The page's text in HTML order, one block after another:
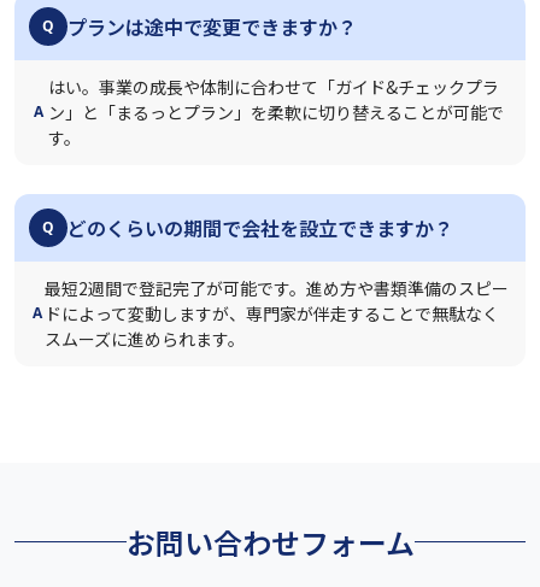
Q プランは途中で変更できますか？
A
はい。事業の成長や体制に合わせて「ガイド&チェックプラ
ン」と「まるっとプラン」を柔軟に切り替えることが可能で
す。
Q どのくらいの期間で会社を設立できますか？
A
最短2週間で登記完了が可能です。進め方や書類準備のスピー
ドによって変動しますが、専門家が伴走することで無駄なく
スムーズに進められます。
お問い合わせフォーム